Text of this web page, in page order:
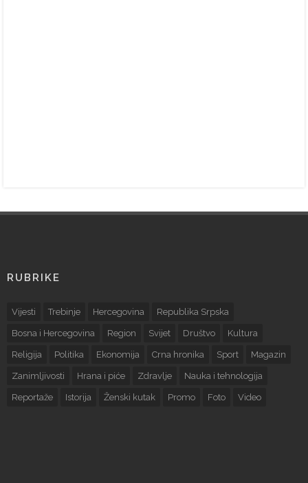
RUBRIKE
Vijesti Trebinje Hercegovina Republika Srpska
Bosna i Hercegovina Region Svijet Društvo Kultura
Religija Politika Ekonomija Crna hronika Sport Magazin
Zanimljivosti Hrana i piće Zdravlje Nauka i tehnologija
Reportaže Istorija Ženski kutak Promo Foto Video